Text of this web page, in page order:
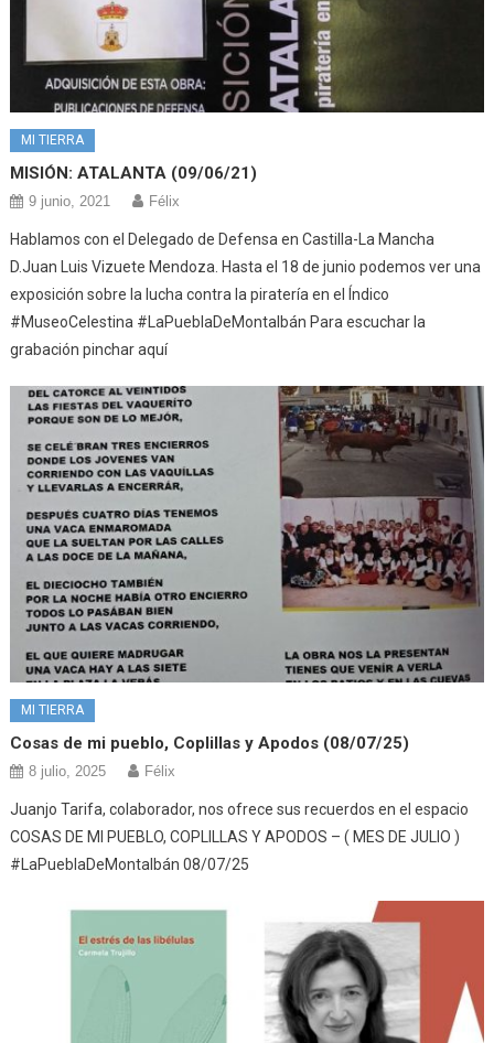
MI TIERRA
MISIÓN: ATALANTA (09/06/21)
9 junio, 2021 Félix
Hablamos con el Delegado de Defensa en Castilla-La Mancha
D.Juan Luis Vizuete Mendoza. Hasta el 18 de junio podemos ver una
exposición sobre la lucha contra la piratería en el Índico
#MuseoCelestina #LaPueblaDeMontalbán Para escuchar la
grabación pinchar aquí
MI TIERRA
Cosas de mi pueblo, Coplillas y Apodos (08/07/25)
8 julio, 2025 Félix
Juanjo Tarifa, colaborador, nos ofrece sus recuerdos en el espacio
COSAS DE MI PUEBLO, COPLILLAS Y APODOS – ( MES DE JULIO )
#LaPueblaDeMontalbán 08/07/25